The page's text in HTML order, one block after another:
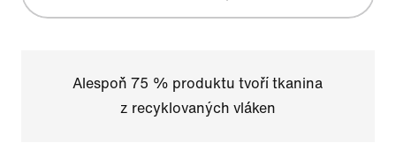
Alespoň 75 % produktu tvoří tkanina
z recyklovaných vláken